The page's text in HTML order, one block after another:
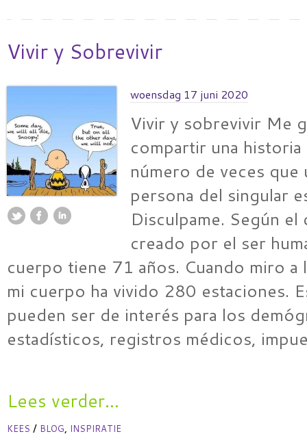
Vivir y Sobrevivir
woensdag 17 juni 2020
Vivir y sobrevivir Me
compartir una historia
número de veces que
persona del singular
Disculpame. Según
creado por el ser
cuerpo tiene 71 años. Cuando miro a
mi cuerpo ha vivido 280 estaciones.
pueden ser de interés para los
estadísticos, registros médicos,
Lees verder...
KEES / BLOG, INSPIRATIE